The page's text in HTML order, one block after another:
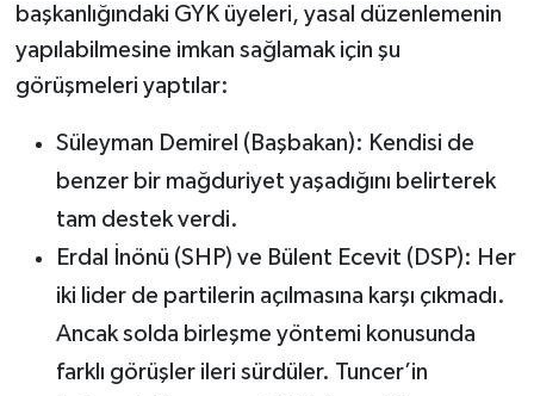
başkanlığındaki GYK üyeleri, yasal düzenlemenin
yapılabilmesine imkan sağlamak için şu
görüşmeleri yaptılar:
Süleyman Demirel (Başbakan): Kendisi de
benzer bir mağduriyet yaşadığını belirterek
tam destek verdi.
Erdal İnönü (SHP) ve Bülent Ecevit (DSP): Her
iki lider de partilerin açılmasına karşı çıkmadı.
Ancak solda birleşme yöntemi konusunda
farklı görüşler ileri sürdüler. Tuncer’in